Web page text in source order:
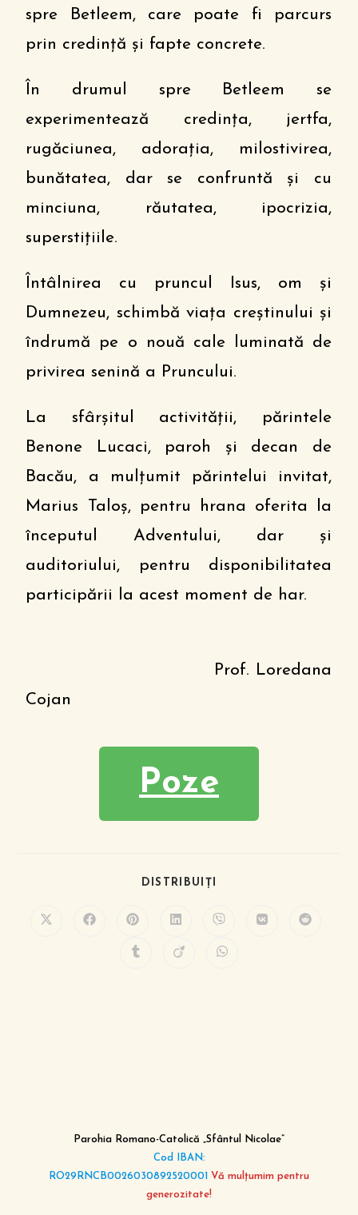
spre Betleem, care poate fi parcurs
prin credință și fapte concrete.
În drumul spre Betleem se
experimentează credința, jertfa,
rugăciunea, adorația, milostivirea,
bunătatea, dar se confruntă și cu
minciuna, răutatea, ipocrizia,
superstițiile.
Întâlnirea cu pruncul Isus, om și
Dumnezeu, schimbă viața creștinului și
îndrumă pe o nouă cale luminată de
privirea senină a Pruncului.
La sfârşitul activității, părintele
Benone Lucaci, paroh și decan de
Bacău, a mulțumit părintelui invitat,
Marius Taloș, pentru hrana oferita la
începutul Adventului, dar și
auditoriului, pentru disponibilitatea
participării la acest moment de har.
Prof. Loredana
Cojan
Poze
DISTRIBUIȚI
Parohia Romano-Catolică „Sfântul Nicolae”
Cod IBAN:
RO29RNCB0026030892520001 Vă mulțumim pentru
generozitate!